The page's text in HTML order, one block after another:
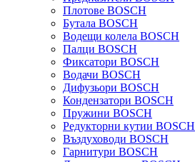
Плотове BOSCH
Бутала BOSCH
Водещи колела BOSCH
Палци BOSCH
Фиксатори BOSCH
Водачи BOSCH
Дифузьори BOSCH
Кондензатори BOSCH
Пружини BOSCH
Редукторни кутии BOSCH
Въздуховоди BOSCH
Гарнитури BOSCH